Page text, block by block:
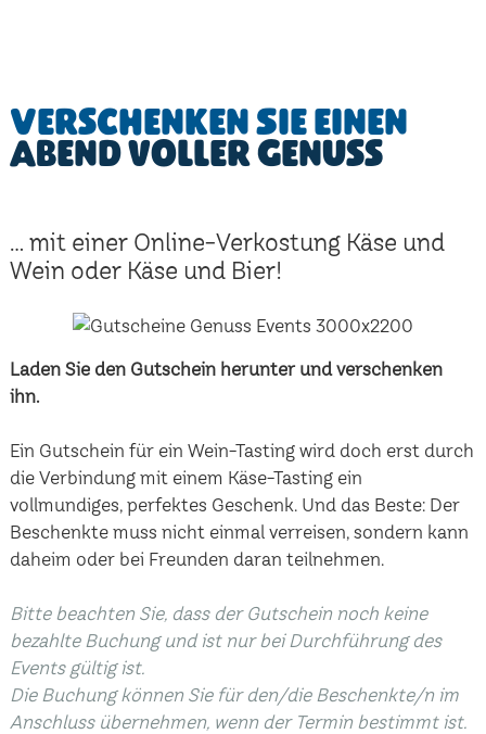
Verschenken Sie einen
Abend voller Genuss
... mit einer Online-Verkostung Käse und
Wein oder Käse und Bier!
Laden Sie den Gutschein herunter und verschenken
ihn.
Ein Gutschein für ein Wein-Tasting wird doch erst durch
die Verbindung mit einem Käse-Tasting ein
vollmundiges, perfektes Geschenk. Und das Beste: Der
Beschenkte muss nicht einmal verreisen, sondern kann
daheim oder bei Freunden daran teilnehmen.
Bitte beachten Sie, dass der Gutschein noch keine
bezahlte Buchung und ist nur bei Durchführung des
Events gültig ist.
Die Buchung können Sie für den/die Beschenkte/n im
Anschluss übernehmen, wenn der Termin bestimmt ist.